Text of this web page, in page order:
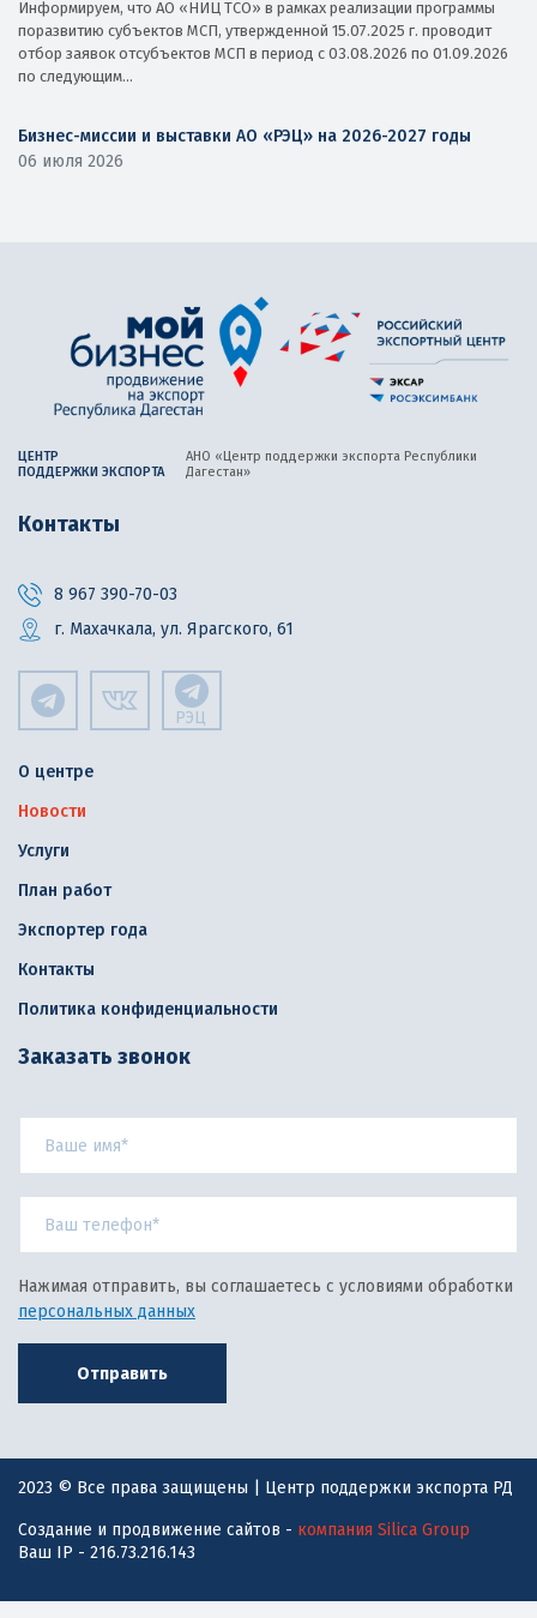
Информируем, что АО «НИЦ ТСО» в рамках реализации программы
поразвитию субъектов МСП, утвержденной 15.07.2025 г. проводит
отбор заявок отсубъектов МСП в период с 03.08.2026 по 01.09.2026
по следующим...
Бизнес-миссии и выставки АО «РЭЦ» на 2026-2027 годы
06 июля 2026
ЦЕНТР
ПОДДЕРЖКИ ЭКСПОРТА
АНО «Центр поддержки экспорта Республики
Дагестан»
Контакты
8 967 390-70-03
г. Махачкала, ул. Ярагского, 61
РЭЦ
О центре
Новости
Услуги
План работ
Экспортер года
Контакты
Политика конфиденциальности
Заказать звонок
Нажимая отправить, вы соглашаетесь с условиями обработки
персональных данных
Отправить
2023 © Все права защищены | Центр поддержки экспорта РД
Создание и продвижение сайтов - компания Silica Group
Ваш IP - 216.73.216.143